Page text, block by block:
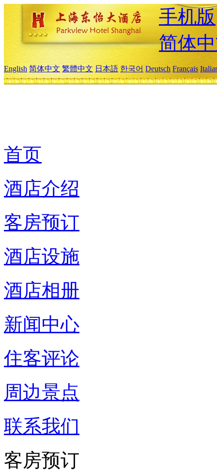
手机版
简体
English 简体中文 繁體中文 日本語 한국어 Deutsch Français
首页
酒店介绍
客房预订
酒店设施
酒店相册
新闻中心
住客评论
周边景点
联系我们
客房预订